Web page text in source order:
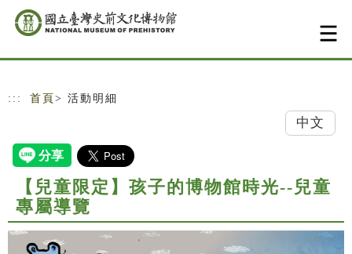
跳到主要內容
網站導覽
::: 首頁 > 活動明細
中文
【兒童限定】孩子的博物館時光--兒童
專屬導覽